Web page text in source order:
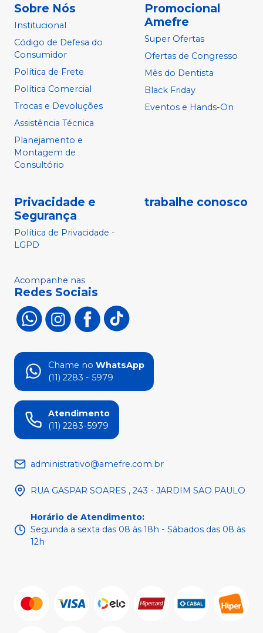
Sobre Nós
Institucional
Código de Defesa do
Consumidor
Política de Frete
Política Comercial
Trocas e Devoluções
Assistência Técnica
Planejamento e
Montagem de
Consultório
Promocional
Amefre
Super Ofertas
Ofertas de Congresso
Mês do Dentista
Black Friday
Eventos e Hands-On
Privacidade e
Segurança
Política de Privacidade -
LGPD
trabalhe conosco
Acompanhe nas
Redes Sociais
Chame no WhatsApp
(11) 2283 - 5979
Atendimento
(11) 2283-5979
administrativo@amefre.com.br
RUA GASPAR SOARES , 243 - JARDIM SAO PAULO
Horário de Atendimento:
Segunda a sexta das 08 às 18h - Sábados das 08 às
12h